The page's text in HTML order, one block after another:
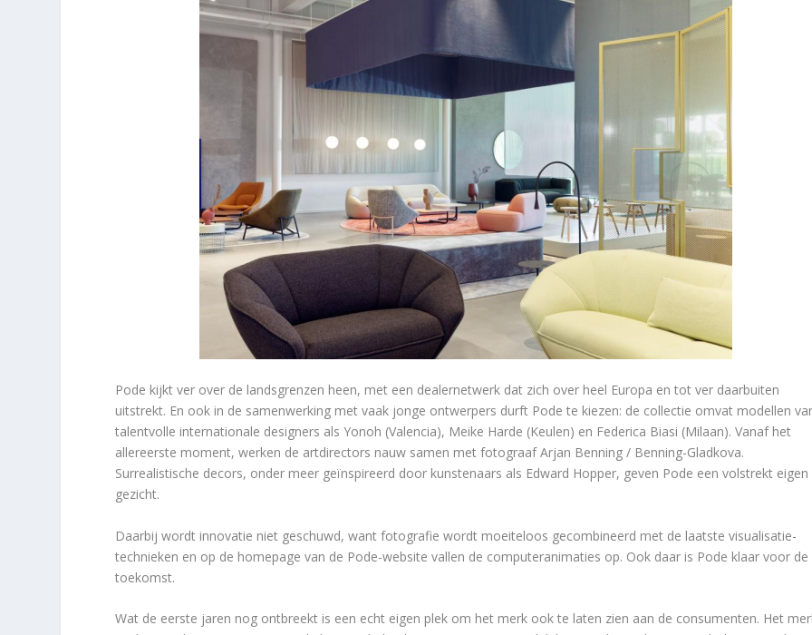
Pode kijkt ver over de landsgrenzen heen, met een dealernetwerk dat zich over heel Europa en tot ver daarbuiten
uitstrekt. En ook in de samenwerking met vaak jonge ontwerpers durft Pode te kiezen: de collectie omvat modellen
talentvolle internationale designers als Yonoh (Valencia), Meike Harde (Keulen) en Federica Biasi (Milaan). Vanaf het
allereerste moment, werken de artdirectors nauw samen met fotograaf Arjan Benning / Benning-Gladkova.
Surrealistische decors, onder meer geïnspireerd door kunstenaars als Edward Hopper, geven Pode een volstrekt eigen
gezicht.
Daarbij wordt innovatie niet geschuwd, want fotografie wordt moeiteloos gecombineerd met de laatste visualisatie-
technieken en op de homepage van de Pode-website vallen de computeranimaties op. Ook daar is Pode klaar voor de
toekomst.
Wat de eerste jaren nog ontbreekt is een echt eigen plek om het merk ook te laten zien aan de consumenten. Het